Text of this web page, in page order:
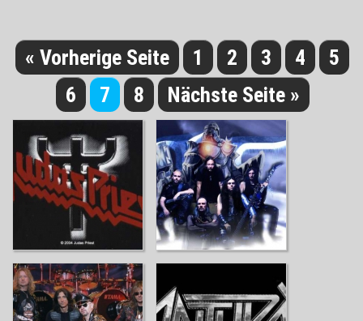
« Vorherige Seite 1 2 3 4
5
6
7 8 Nächste Seite »